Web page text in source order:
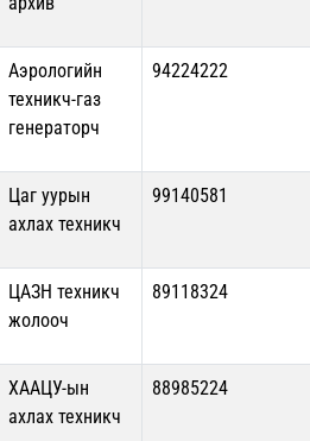
Аэрологийн
техникч-газ
генераторч
94224222
Цаг уурын
ахлах техникч
99140581
ЦАЗН техникч
жолооч
89118324
ХААЦУ-ын
ахлах техникч
88985224